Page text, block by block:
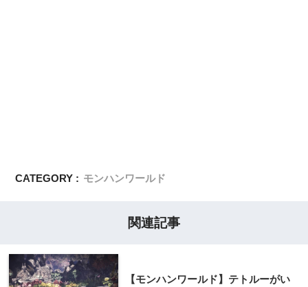
CATEGORY : モンハンワールド
関連記事
【モンハンワールド】テトルーがい